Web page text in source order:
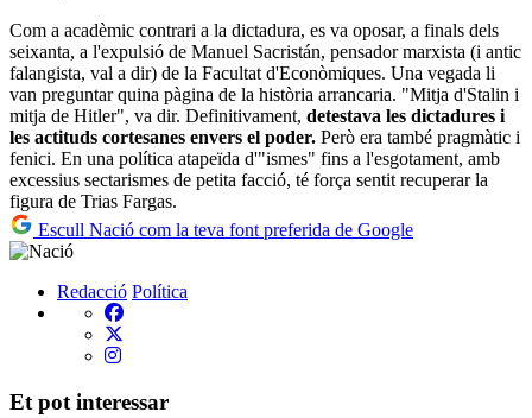
Com a acadèmic contrari a la dictadura, es va oposar, a finals dels
seixanta, a l'expulsió de Manuel Sacristán, pensador marxista (i antic
falangista, val a dir) de la Facultat d'Econòmiques. Una vegada li
van preguntar quina pàgina de la història arrancaria. "Mitja d'Stalin i
mitja de Hitler", va dir. Definitivament, detestava les dictadures i
les actituds cortesanes envers el poder. Però era també pragmàtic i
fenici. En una política atapeïda d'"ismes" fins a l'esgotament, amb
excessius sectarismes de petita facció, té força sentit recuperar la
figura de Trias Fargas.
Escull Nació com la teva font preferida de Google
Redacció Política
Et pot interessar